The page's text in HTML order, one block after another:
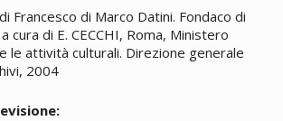
Francesco di Marco Datini. Fondaco di
cura di E. CECCHI, Roma, Ministero
le attività culturali. Direzione generale
2004